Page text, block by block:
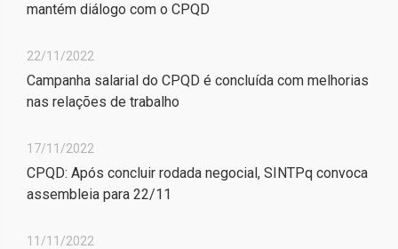
mantém diálogo com o CPQD
22/11/2022
Campanha salarial do CPQD é concluída com melhorias
nas relações de trabalho
17/11/2022
CPQD: Após concluir rodada negocial, SINTPq convoca
assembleia para 22/11
11/11/2022